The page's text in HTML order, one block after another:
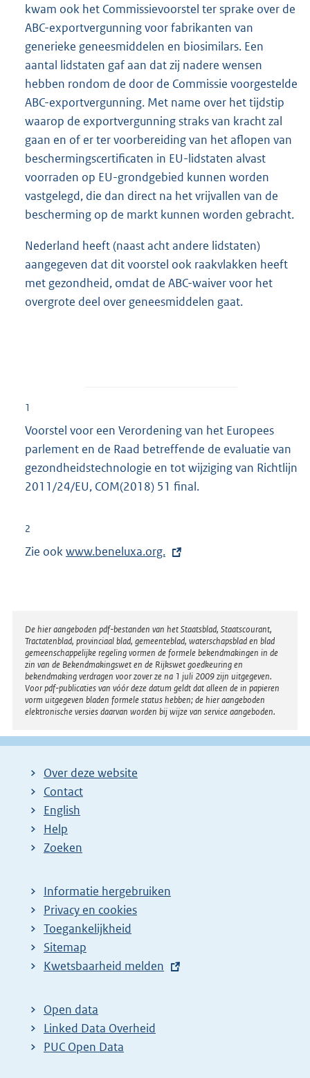
kwam ook het Commissievoorstel ter sprake over de
ABC-exportvergunning voor fabrikanten van
generieke geneesmiddelen en biosimilars. Een
aantal lidstaten gaf aan dat zij nadere wensen
hebben rondom de door de Commissie voorgestelde
ABC-exportvergunning. Met name over het tijdstip
waarop de exportvergunning straks van kracht zal
gaan en of er ter voorbereiding van het aflopen van
beschermingscertificaten in EU-lidstaten alvast
voorraden op EU-grondgebied kunnen worden
vastgelegd, die dan direct na het vrijvallen van de
bescherming op de markt kunnen worden gebracht.
Nederland heeft (naast acht andere lidstaten)
aangegeven dat dit voorstel ook raakvlakken heeft
met gezondheid, omdat de ABC-waiver voor het
overgrote deel over geneesmiddelen gaat.
1
Voorstel voor een Verordening van het Europees
parlement en de Raad betreffende de evaluatie van
gezondheidstechnologie en tot wijziging van Richtlijn
2011/24/EU, COM(2018) 51 final.
2
Zie ookE
r
n
e
l
i
n
k
www.beneluxa.org.
Disclaimer
De hier aangeboden pdf-bestanden van het Staatsblad, Staatscourant,
Tractatenblad, provinciaal blad, gemeenteblad, waterschapsblad en blad
gemeenschappelijke regeling vormen de formele bekendmakingen in de
zin van de Bekendmakingswet en de Rijkswet goedkeuring en
bekendmaking verdragen voor zover ze na 1 juli 2009 zijn uitgegeven.
Voor pdf-publicaties van vóór deze datum geldt dat alleen de in papieren
vorm uitgegeven bladen formele status hebben; de hier aangeboden
elektronische versies daarvan worden bij wijze van service aangeboden.
Over deze website
Contact
English
Help
Zoeken
Informatie hergebruiken
Privacy en cookies
Toegankelijkheid
Sitemap
E
t
e
r
Kwetsbaarheid melden
Open data
Linked Data Overheid
PUC Open Data